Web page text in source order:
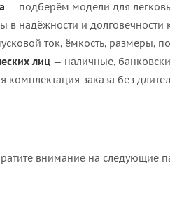
— подберём модели для
в надёжности и долговечности
ток, ёмкость, размеры,
лиц — наличные,
комплектация заказа без
внимание на следующие